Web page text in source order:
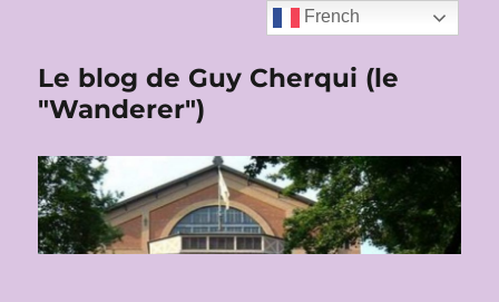
Le blog de Guy Cherqui (le
"Wanderer")
French